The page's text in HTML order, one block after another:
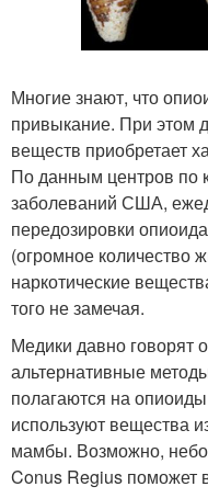
Многие знают, что
привыкание. При этом
веществ приобретает
По данным центров по
заболеваний США,
передозировки
(огромное количество
наркотические
того не замечая.
Медики давно говорят
альтернативные
полагаются на
используют вещества
мамбы. Возможно,
Conus Regius поможет